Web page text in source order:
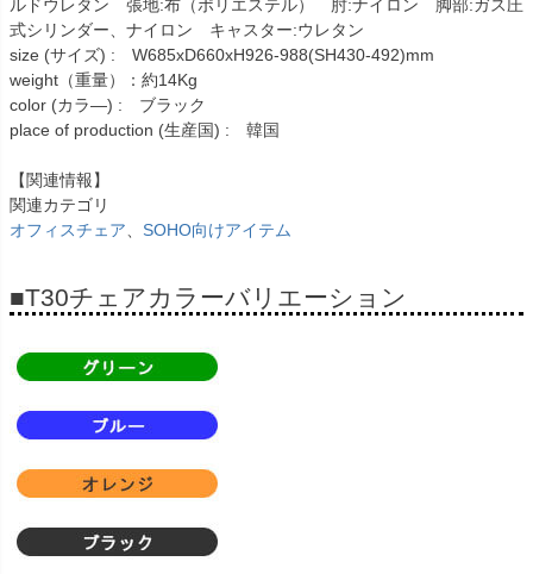
ルドウレタン 張地:布（ポリエステル） 肘:ナイロン 脚部:ガス圧
式シリンダー、ナイロン キャスター:ウレタン
size (サイズ) : W685xD660xH926-988(SH430-492)mm
weight（重量）：約14Kg
color (カラ―) : ブラック
place of production (生産国) : 韓国
【関連情報】
関連カテゴリ
オフィスチェア
SOHO向けアイテム
■T30チェアカラーバリエーション